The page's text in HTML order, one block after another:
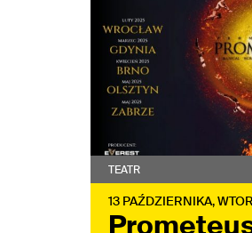
TEATR
13 PAŹDZIERNIKA,